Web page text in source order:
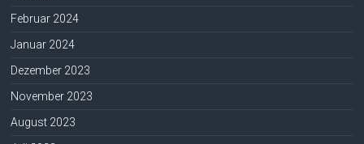
Februar 2024
Januar 2024
Dezember 2023
November 2023
August 2023